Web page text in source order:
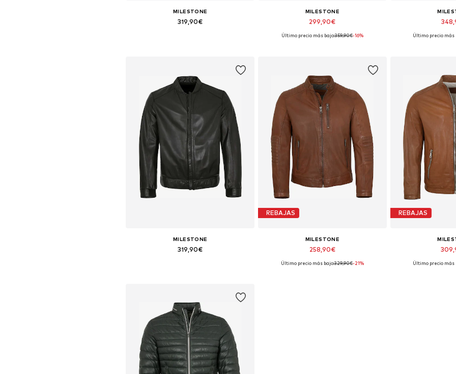
MILESTONE
319,90€
MILESTONE
299,90€
Tallas disponibles: L, XXL, XXXL
Último precio más bajo:359,90€-16%
Tallas
Último precio más
MILESTONE
319,90€
REBAJAS
MILESTONE
258,90€
Tallas disponibles: XXL
Último precio más bajo:329,90€-21%
REBAJAS
Tallas
Último precio más